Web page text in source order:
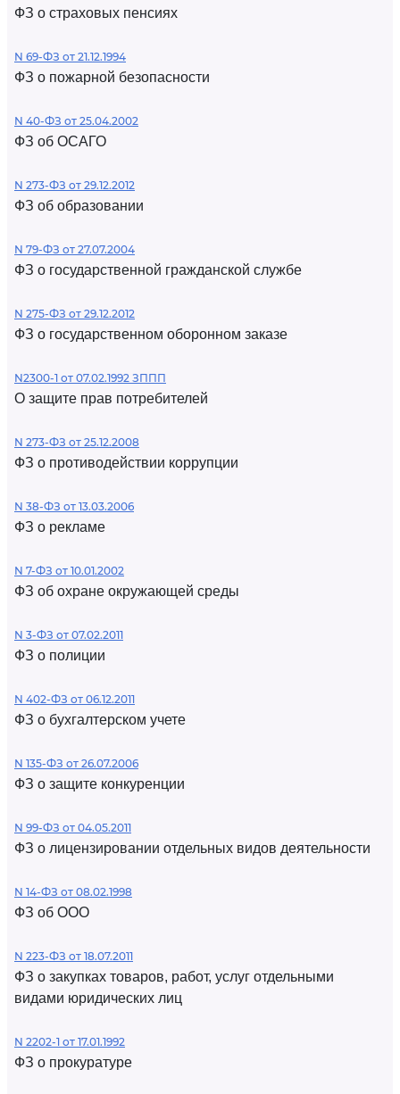
ФЗ о страховых пенсиях
N 69-ФЗ от 21.12.1994
ФЗ о пожарной безопасности
N 40-ФЗ от 25.04.2002
ФЗ об ОСАГО
N 273-ФЗ от 29.12.2012
ФЗ об образовании
N 79-ФЗ от 27.07.2004
ФЗ о государственной гражданской службе
N 275-ФЗ от 29.12.2012
ФЗ о государственном оборонном заказе
N2300-1 от 07.02.1992 ЗППП
О защите прав потребителей
N 273-ФЗ от 25.12.2008
ФЗ о противодействии коррупции
N 38-ФЗ от 13.03.2006
ФЗ о рекламе
N 7-ФЗ от 10.01.2002
ФЗ об охране окружающей среды
N 3-ФЗ от 07.02.2011
ФЗ о полиции
N 402-ФЗ от 06.12.2011
ФЗ о бухгалтерском учете
N 135-ФЗ от 26.07.2006
ФЗ о защите конкуренции
N 99-ФЗ от 04.05.2011
ФЗ о лицензировании отдельных видов деятельности
N 14-ФЗ от 08.02.1998
ФЗ об ООО
N 223-ФЗ от 18.07.2011
ФЗ о закупках товаров, работ, услуг отдельными
видами юридических лиц
N 2202-1 от 17.01.1992
ФЗ о прокуратуре